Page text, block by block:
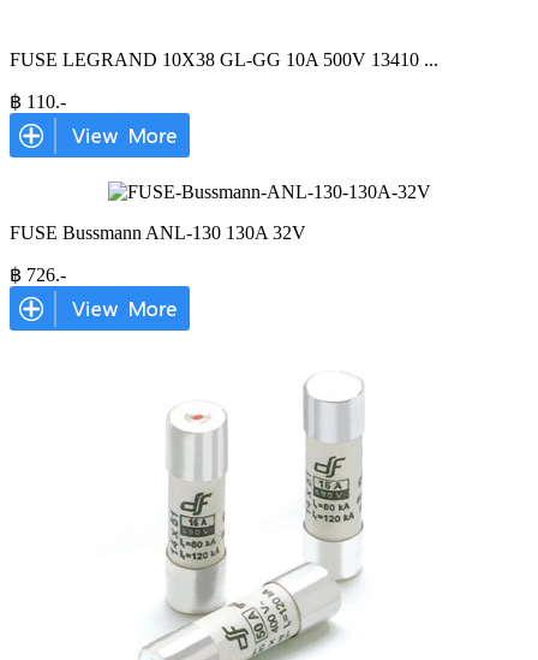
FUSE LEGRAND 10X38 GL-GG 10A 500V 13410 ...
฿ 110.-
FUSE Bussmann ANL-130 130A 32V
฿ 726.-